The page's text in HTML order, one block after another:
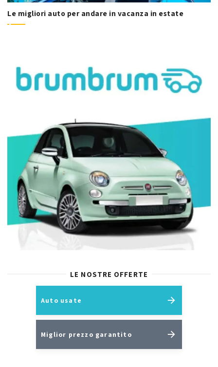
Le migliori auto per andare in vacanza in estate
LE NOSTRE OFFERTE
Auto usate
Miglior prezzo garantito